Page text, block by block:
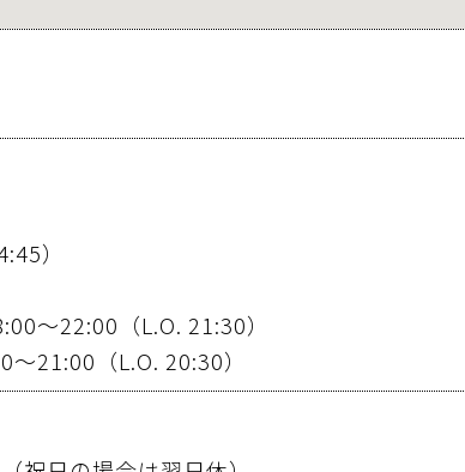
）
〜22:00（L.O. 21:30）
〜21:00（L.O. 20:30）